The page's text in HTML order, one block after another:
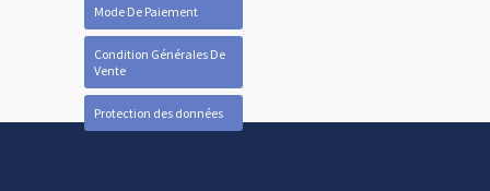
Mode De Paiement
Condition Générales De
Vente
Protection des données